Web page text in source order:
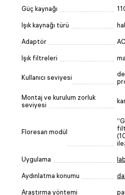
Güç kaynağı
Işık kaynağı türü
Adaptör
Işık filtreleri
Kullanıcı seviyesi
Montaj ve kurulum zorluk
seviyesi
Floresan modül
Uygulama
Aydınlatma konumu
Araştırma yöntemi